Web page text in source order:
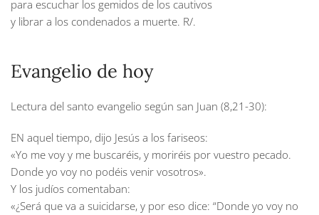
para escuchar los gemidos de los cautivos
y librar a los condenados a muerte. R/.
Evangelio de hoy
Lectura del santo evangelio según san Juan (8,21-30):
EN aquel tiempo, dijo Jesús a los fariseos:
«Yo me voy y me buscaréis, y moriréis por vuestro pecado.
Donde yo voy no podéis venir vosotros».
Y los judíos comentaban:
«¿Será que va a suicidarse, y por eso dice: “Donde yo voy no